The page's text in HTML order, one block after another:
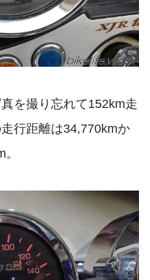
を撮り忘れて152km走
行距離は34,770kmか